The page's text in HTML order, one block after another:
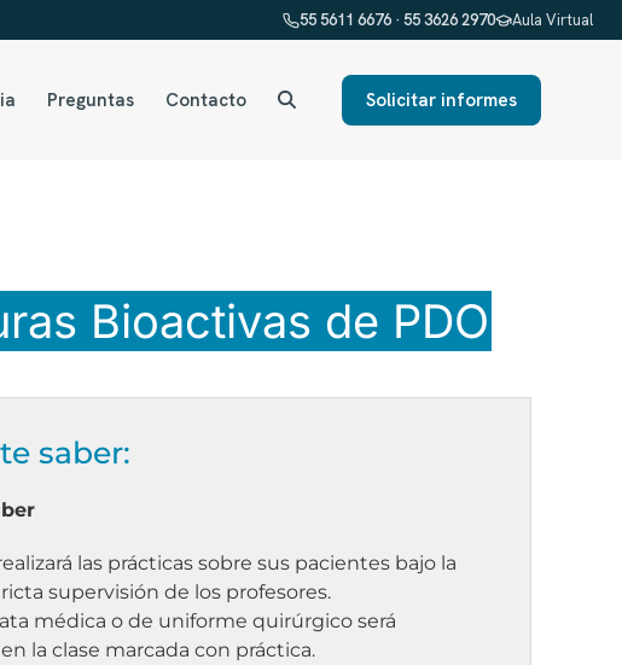
55 5611 6676 · 55 3626 2970 Aula Virtual
Preguntas Contacto Solicitar informes
Bioactivas de PDO
saber:
las prácticas sobre sus pacientes bajo la
supervisión de los profesores.
médica o de uniforme quirúrgico será
la clase marcada con práctica.